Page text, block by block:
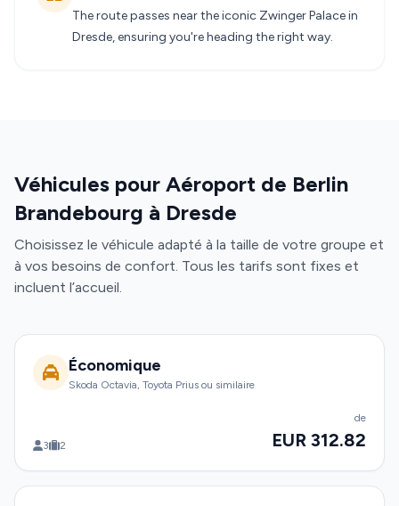
The route passes near the iconic Zwinger Palace in
Dresde, ensuring you're heading the right way.
Véhicules pour Aéroport de Berlin
Brandebourg à Dresde
Choisissez le véhicule adapté à la taille de votre groupe et
à vos besoins de confort. Tous les tarifs sont fixes et
incluent l’accueil.
Économique
Skoda Octavia, Toyota Prius ou similaire
3 2
de
EUR 312.82